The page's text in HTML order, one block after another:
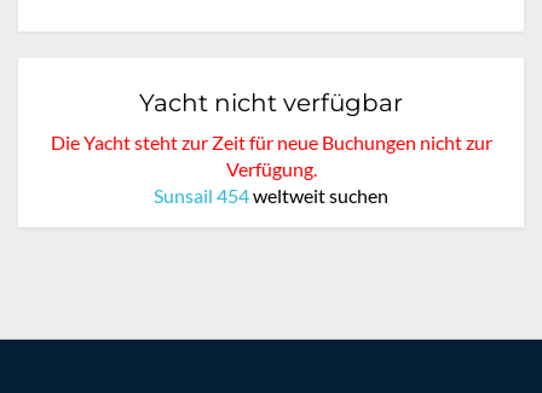
Yacht nicht verfügbar
Die Yacht steht zur Zeit für neue Buchungen nicht zur
Verfügung.
Sunsail 454weltweit suchen